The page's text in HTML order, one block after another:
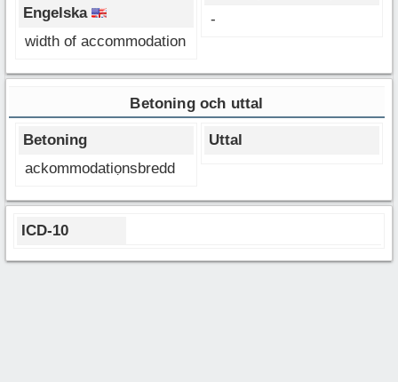
Engelska
width of accommodation
-
Betoning och uttal
Betoning
ackommodatiọnsbredd
Uttal
ICD-10